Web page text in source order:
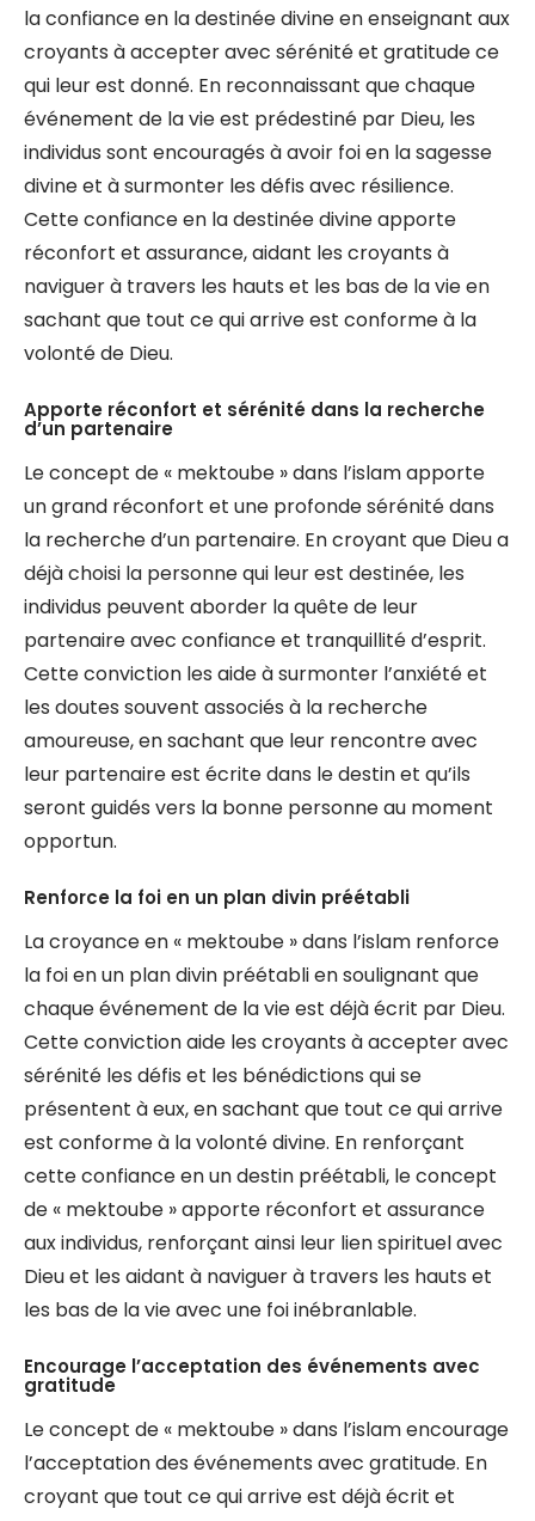
la confiance en la destinée divine en enseignant aux
croyants à accepter avec sérénité et gratitude ce
qui leur est donné. En reconnaissant que chaque
événement de la vie est prédestiné par Dieu, les
individus sont encouragés à avoir foi en la sagesse
divine et à surmonter les défis avec résilience.
Cette confiance en la destinée divine apporte
réconfort et assurance, aidant les croyants à
naviguer à travers les hauts et les bas de la vie en
sachant que tout ce qui arrive est conforme à la
volonté de Dieu.
Apporte réconfort et sérénité dans la recherche
d’un partenaire
Le concept de « mektoube » dans l’islam apporte
un grand réconfort et une profonde sérénité dans
la recherche d’un partenaire. En croyant que Dieu a
déjà choisi la personne qui leur est destinée, les
individus peuvent aborder la quête de leur
partenaire avec confiance et tranquillité d’esprit.
Cette conviction les aide à surmonter l’anxiété et
les doutes souvent associés à la recherche
amoureuse, en sachant que leur rencontre avec
leur partenaire est écrite dans le destin et qu’ils
seront guidés vers la bonne personne au moment
opportun.
Renforce la foi en un plan divin préétabli
La croyance en « mektoube » dans l’islam renforce
la foi en un plan divin préétabli en soulignant que
chaque événement de la vie est déjà écrit par Dieu.
Cette conviction aide les croyants à accepter avec
sérénité les défis et les bénédictions qui se
présentent à eux, en sachant que tout ce qui arrive
est conforme à la volonté divine. En renforçant
cette confiance en un destin préétabli, le concept
de « mektoube » apporte réconfort et assurance
aux individus, renforçant ainsi leur lien spirituel avec
Dieu et les aidant à naviguer à travers les hauts et
les bas de la vie avec une foi inébranlable.
Encourage l’acceptation des événements avec
gratitude
Le concept de « mektoube » dans l’islam encourage
l’acceptation des événements avec gratitude. En
croyant que tout ce qui arrive est déjà écrit et